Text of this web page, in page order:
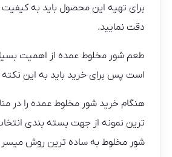
برای تهیه این محصول باید به
دقت نمایید.
طعم شور مخلوط عمده از اهمیت بسیار
است پس برای خرید باید به این
هنگام خرید شور مخلوط عمده را در
ترین نمونه از جهت بسته بندی
شور مخلوط به ساده ترین روش میسر